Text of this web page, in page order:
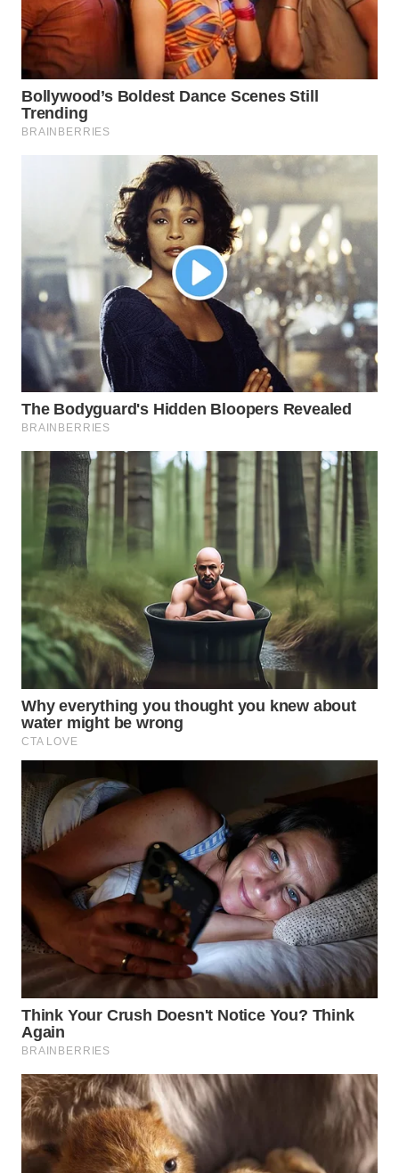
WN
PURWAKARTA
WN
PRIANGAN
TIMUR
SOLO
WN
BOROBUDUR
WN
MADURA
WN
SURABAYA
WN
NATUNA
WN
BINTAN
WN
MANDALIKA
LIKUPANG
WN
LABUANBAJO
WN
BORNEO
Media
Group
WAHANA
NEWS
WAHANA
TANI
WAHANA
ADVOKAT
WAHANA